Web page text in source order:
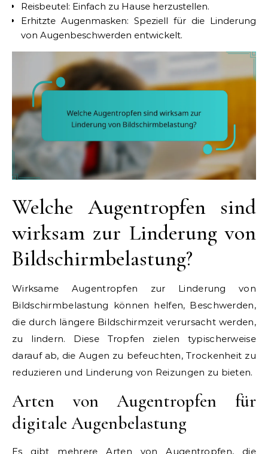
Reisbeutel: Einfach zu Hause herzustellen.
Erhitzte Augenmasken: Speziell für die Linderung
von Augenbeschwerden entwickelt.
Welche Augentropfen sind
wirksam zur Linderung von
Bildschirmbelastung?
Wirksame Augentropfen zur Linderung von
Bildschirmbelastung können helfen, Beschwerden,
die durch längere Bildschirmzeit verursacht werden,
zu lindern. Diese Tropfen zielen typischerweise
darauf ab, die Augen zu befeuchten, Trockenheit zu
reduzieren und Linderung von Reizungen zu bieten.
Arten von Augentropfen für
digitale Augenbelastung
Es gibt mehrere Arten von Augentropfen, die